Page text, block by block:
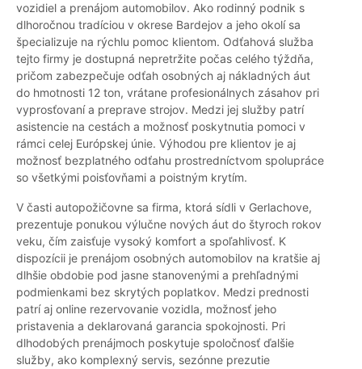
vozidiel a prenájom automobilov. Ako rodinný podnik s
dlhoročnou tradíciou v okrese Bardejov a jeho okolí sa
špecializuje na rýchlu pomoc klientom. Odťahová služba
tejto firmy je dostupná nepretržite počas celého týždňa,
pričom zabezpečuje odťah osobných aj nákladných áut
do hmotnosti 12 ton, vrátane profesionálnych zásahov pri
vyprosťovaní a preprave strojov. Medzi jej služby patrí
asistencie na cestách a možnosť poskytnutia pomoci v
rámci celej Európskej únie. Výhodou pre klientov je aj
možnosť bezplatného odťahu prostredníctvom spolupráce
so všetkými poisťovňami a poistným krytím.
V časti autopožičovne sa firma, ktorá sídli v Gerlachove,
prezentuje ponukou výlučne nových áut do štyroch rokov
veku, čím zaisťuje vysoký komfort a spoľahlivosť. K
dispozícii je prenájom osobných automobilov na kratšie aj
dlhšie obdobie pod jasne stanovenými a prehľadnými
podmienkami bez skrytých poplatkov. Medzi prednosti
patrí aj online rezervovanie vozidla, možnosť jeho
pristavenia a deklarovaná garancia spokojnosti. Pri
dlhodobých prenájmoch poskytuje spoločnosť ďalšie
služby, ako komplexný servis, sezónne prezutie